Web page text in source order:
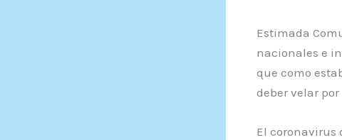
Estimada
nacionales e
que como
deber velar
El coronavirus